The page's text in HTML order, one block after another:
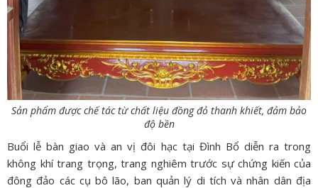
Sản phẩm được chế tác từ chất liệu đồng đỏ thanh khiết, đảm bảo
độ bền
Buổi lễ bàn giao và an vị đôi hạc tại Đình Bổ diễn ra trong
không khí trang trọng, trang nghiêm trước sự chứng kiến của
đông đảo các cụ bô lão, ban quản lý di tích và nhân dân địa